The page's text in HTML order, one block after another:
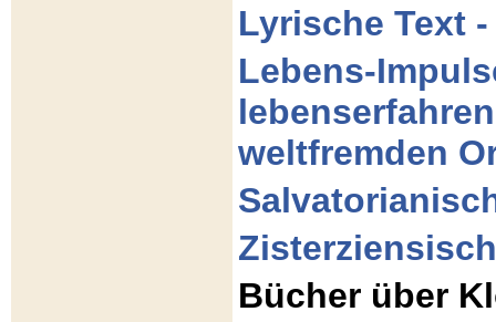
Lyrische Text
Lebens-
weltfremden
Bücher über